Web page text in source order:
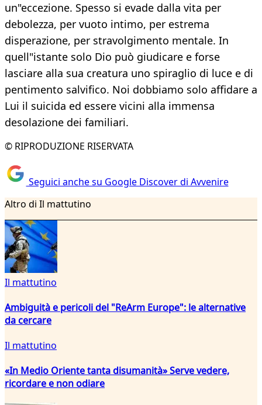
un"eccezione. Spesso si evade dalla vita per
debolezza, per vuoto intimo, per estrema
disperazione, per stravolgimento mentale. In
quell"istante solo Dio può giudicare e forse
lasciare alla sua creatura uno spiraglio di luce e di
pentimento salvifico. Noi dobbiamo solo affidare a
Lui il suicida ed essere vicini alla immensa
desolazione dei familiari.
© RIPRODUZIONE RISERVATA
Seguici anche su Google Discover di Avvenire
Altro di Il mattutino
Il mattutino
Ambiguità e pericoli del "ReArm Europe": le alternative
da cercare
Il mattutino
«In Medio Oriente tanta disumanità» Serve vedere,
ricordare e non odiare